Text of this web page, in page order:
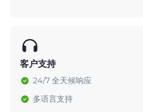
客户支持
24/7 全天候响应
多语言支持